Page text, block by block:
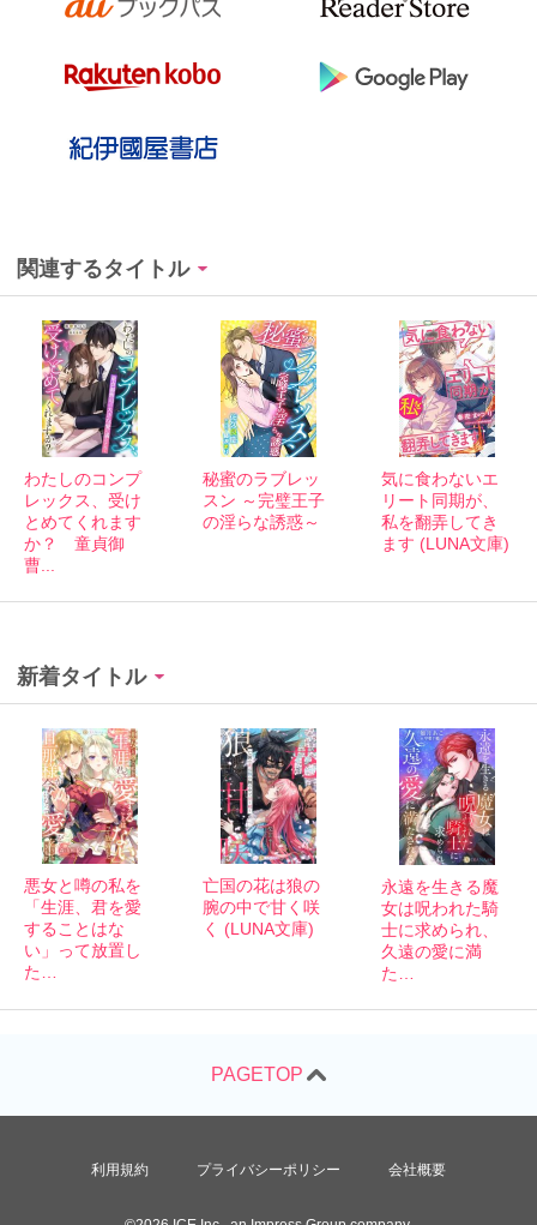
関連するタイトル
わたしのコンプ
レックス、受け
とめてくれます
か？ 童貞御
曹...
秘蜜のラブレッ
スン ～完璧王子
の淫らな誘惑～
気に食わないエ
リート同期が、
私を翻弄してき
ます (LUNA文庫)
新着タイトル
悪女と噂の私を
「生涯、君を愛
することはな
い」って放置し
た…
亡国の花は狼の
腕の中で甘く咲
く (LUNA文庫)
永遠を生きる魔
女は呪われた騎
士に求められ、
久遠の愛に満
た…
利用規約 プライバシーポリシー 会社概要